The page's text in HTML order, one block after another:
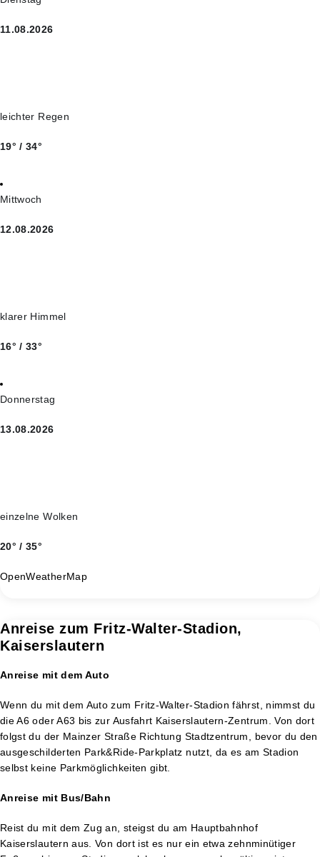
11.08.2026
leichter Regen
19° / 34°
Mittwoch
12.08.2026
klarer Himmel
16° / 33°
Donnerstag
13.08.2026
einzelne Wolken
20° / 35°
OpenWeatherMap
Anreise zum Fritz-Walter-Stadion,
Kaiserslautern
Anreise mit dem Auto
Wenn du mit dem Auto zum Fritz-Walter-Stadion fährst, nimmst du
die A6 oder A63 bis zur Ausfahrt Kaiserslautern-Zentrum. Von dort
folgst du der Mainzer Straße Richtung Stadtzentrum, bevor du den
ausgeschilderten Park&Ride-Parkplatz nutzt, da es am Stadion
selbst keine Parkmöglichkeiten gibt.
Anreise mit Bus/Bahn
Reist du mit dem Zug an, steigst du am Hauptbahnhof
Kaiserslautern aus. Von dort ist es nur ein etwa zehnminütiger